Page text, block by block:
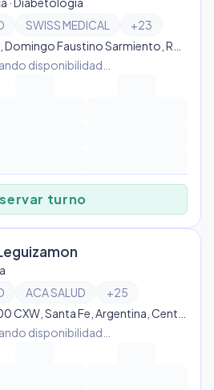
SWISS MEDICAL +23
disponibilidad…
turno
ACA SALUD +25
disponibilidad…